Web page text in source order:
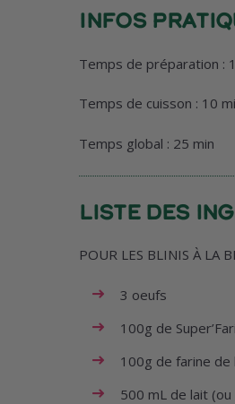
Infos
Temps de préparation :
Temps de cuisson : 10
Temps global : 25 min
Liste des
POUR LES BLINIS À LA
3 oeufs
100g de
100g de farine de
500 mL de lait